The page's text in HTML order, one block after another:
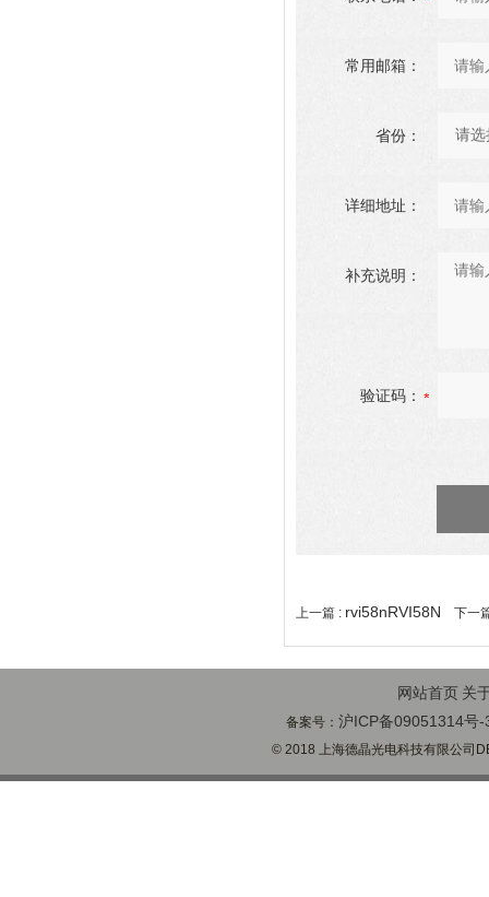
常用邮箱：
省份：
详细地址：
补充说明：
验证码：
上一篇 : rvi58nRVI58N 下一
网站首页 关
备案号：沪ICP备09051314号-
© 2018 上海德晶光电科技有限公司